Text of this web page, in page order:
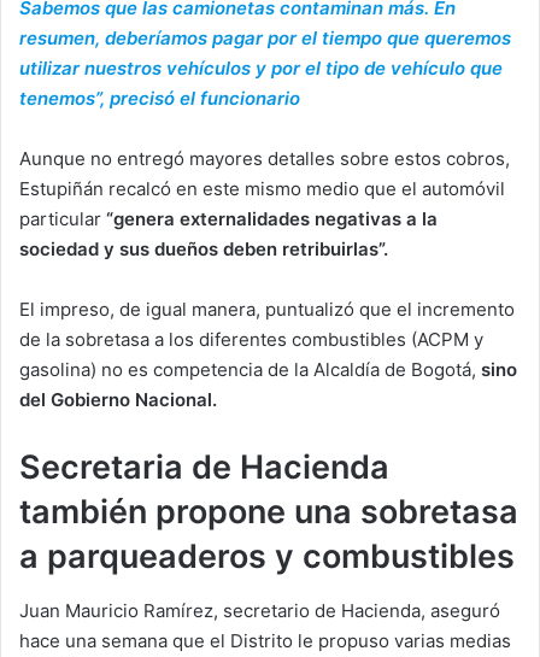
Sabemos que las camionetas contaminan más. En
resumen, deberíamos pagar por el tiempo que queremos
utilizar nuestros vehículos y por el tipo de vehículo que
tenemos”, precisó el funcionario
Aunque no entregó mayores detalles sobre estos cobros,
Estupiñán recalcó en este mismo medio que el automóvil
particular “genera externalidades negativas a la
sociedad y sus dueños deben retribuirlas”.
El impreso, de igual manera, puntualizó que el incremento
de la sobretasa a los diferentes combustibles (ACPM y
gasolina) no es competencia de la Alcaldía de Bogotá, sino
del Gobierno Nacional.
Secretaria de Hacienda
también propone una sobretasa
a parqueaderos y combustibles
Juan Mauricio Ramírez, secretario de Hacienda, aseguró
hace una semana que el Distrito le propuso varias medias